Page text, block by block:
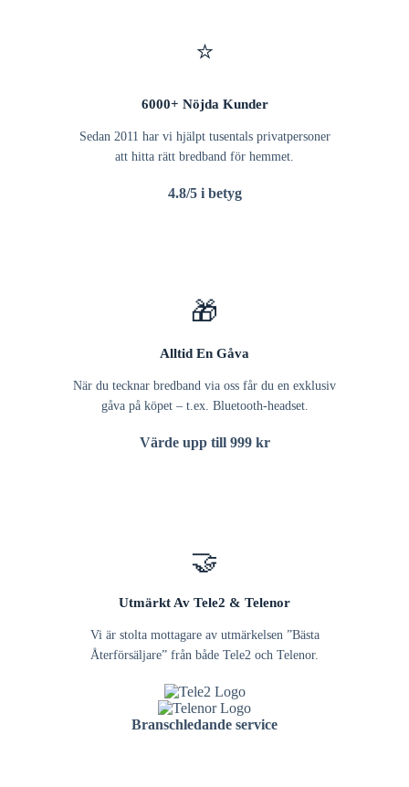
⭐
6000+ Nöjda Kunder
Sedan 2011 har vi hjälpt tusentals privatpersoner
att hitta rätt bredband för hemmet.
4.8/5 i betyg
🎁
Alltid En Gåva
När du tecknar bredband via oss får du en exklusiv
gåva på köpet – t.ex. Bluetooth-headset.
Värde upp till 999 kr
🤝
Utmärkt Av Tele2 & Telenor
Vi är stolta mottagare av utmärkelsen ”Bästa
Återförsäljare” från både Tele2 och Telenor.
Branschledande service